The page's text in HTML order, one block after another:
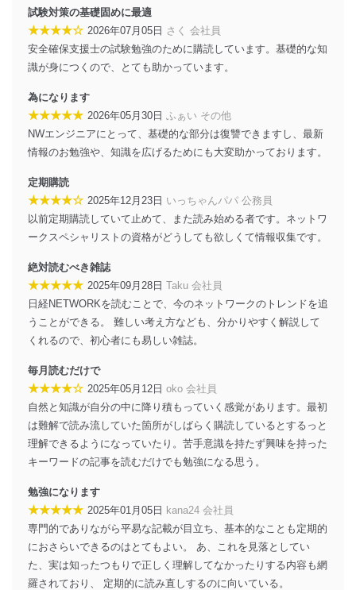
得・利用・提供を行います。また、当社が保有している
個人情報は、同意を得ずに目的外利用、第三者への提
供・開示は行いません。当社においてはこれらの取り組
みを確実にするため、従業者等の教育を徹底してまいり
ます。また、目的外利用を行わないために、適切な管理
法令遵守
当社は、個人情報に関連する法令、国が定める指針及び
その他の規範を遵守します。また、当社の管理の仕組み
す。
個人情報の安全管理措置
当社は、個人情報の正確性及び安全性を確保するため
施し、個人情報の漏えい、滅失またはき損の防止及び是
正に努めます。
アクセス制御
個人データを取り扱うことのできる機器及び当
該機器を取り扱う従業者を明確化し、 個人データ
アクセス者の識別と認証
機器に標準装備されているユーザー制御機能
（ユーザーアカウント制御）により、個人情報デ
ータベース等を取り扱う情報システムを使用する
従業者を識別・認証しています。
個人データを取り扱う機器等のオペレーティン
グシステムを最新の状態に保持しています。
個人データを取り扱う機器等にセキュリティ対
策ソフトウェア等を導入し、自動更新 機能等の活
用により、これを最新状態としています。
情報システムの使用に伴う漏洩等の防止
試験対策の基礎固めに最適
★★★★☆ 2026年07月05日 さく 会社員
安全確保支援士の試験勉強のために購読しています。基礎的な知
識が身につくので、とても助かっています。
為になります
★★★★★ 2026年05月30日 ふぁい その他
NWエンジニアにとって、基礎的な部分は復讐できますし、最新
情報のお勉強や、知識を広げるためにも大変助かっております。
定期購読
★★★★☆ 2025年12月23日 いっちゃんパパ 公務員
以前定期購読していて止めて、また読み始める者です。ネットワ
ークスペシャリストの資格がどうしても欲しくて情報収集です。
絶対読むべき雑誌
★★★★★ 2025年09月28日 Taku 会社員
日経NETWORKを読むことで、今のネットワークのトレンドを追
うことができる。 難しい考え方なども、分かりやすく解説して
くれるので、初心者にも易しい雑誌。
毎月読むだけで
★★★★☆ 2025年05月12日 oko 会社員
自然と知識が自分の中に降り積もっていく感覚があります。最初
は難解で読み流していた箇所がしばらく購読しているとするっと
理解できるようになっていたり。苦手意識を持たず興味を持った
キーワードの記事を読むだけでも勉強になる思う。
勉強になります
★★★★★ 2025年01月05日 kana24 会社員
専門的でありながら平易な記載が目立ち、基本的なことも定期的
におさらいできるのはとてもよい。 あ、これを見落としてい
た、実は知ったつもりで正しく理解してなかったりする内容も網
羅されており、 定期的に読み直しするのに向いている。